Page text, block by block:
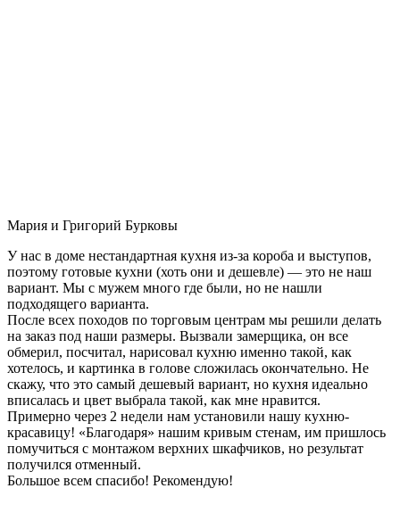
Мария и Григорий Бурковы
У нас в доме нестандартная кухня из-за короба и выступов,
поэтому готовые кухни (хоть они и дешевле) — это не наш
вариант. Мы с мужем много где были, но не нашли
подходящего варианта.
После всех походов по торговым центрам мы решили делать
на заказ под наши размеры. Вызвали замерщика, он все
обмерил, посчитал, нарисовал кухню именно такой, как
хотелось, и картинка в голове сложилась окончательно. Не
скажу, что это самый дешевый вариант, но кухня идеально
вписалась и цвет выбрала такой, как мне нравится.
Примерно через 2 недели нам установили нашу кухню-
красавицу! «Благодаря» нашим кривым стенам, им пришлось
помучиться с монтажом верхних шкафчиков, но результат
получился отменный.
Большое всем спасибо! Рекомендую!